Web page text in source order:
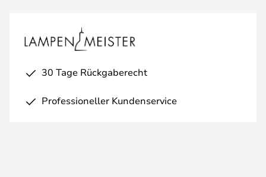
30 Tage Rückgaberecht
Professioneller Kundenservice